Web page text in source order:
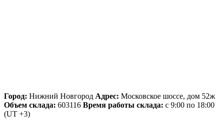
Город: Нижний Новгород Адрес: Московское шоссе, дом 52ж
Объем склада: 603116 Время работы склада: с 9:00 по 18:00
(UT +3)